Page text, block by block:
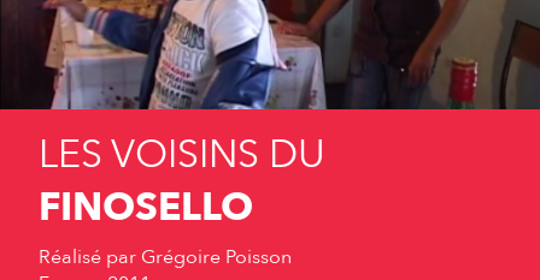
LES VOISINS DU
FINOSELLO
Réalisé par Grégoire Poisson